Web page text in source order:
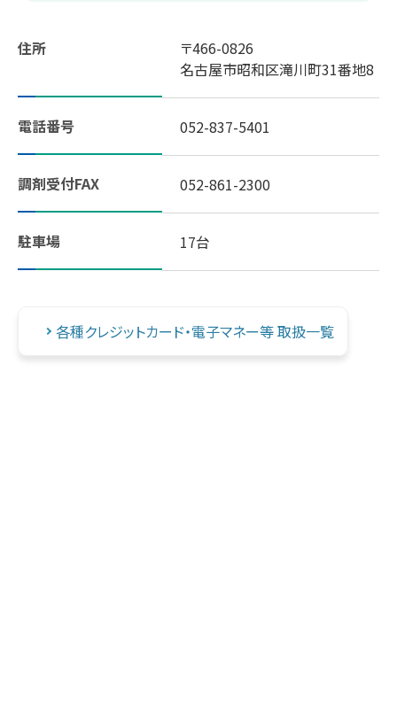
しそ油（えごま油）
地域イベント活動
やさしいレシピ
セルフメディケーション
はたらく人の身だしなみルール
住所
〒466-0826
名古屋市昭和区滝川町31番地8
電話番号 052-837-5401
調剤受付FAX 052-861-2300
駐車場 17台
各種クレジットカード・電子マネー等 取扱一覧